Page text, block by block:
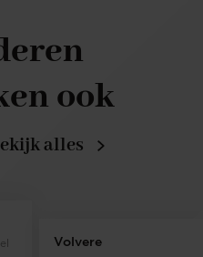
Volvere
ook
alles